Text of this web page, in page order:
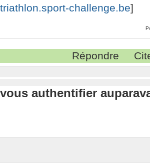
triathlon.sport-challenge.be]
Répondre
authentifier